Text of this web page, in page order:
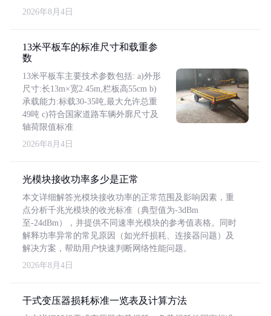
2026年8月4日
13米平板车的标准尺寸和载重参
数
13米平板车主要技术参数包括: a)外形
尺寸:长13m×宽2.45m,栏板高55cm b)
承载能力:标载30-35吨,最大允许总重
49吨 c)符合国家道路车辆外廓尺寸及
轴荷限值标准
2026年8月4日
光模块接收功率多少是正常
本文详细解答光模块接收功率的正常范围及影响因素，重
点分析千兆光模块的收光标准（典型值为-3dBm
至-24dBm），并提供不同速率光模块的参考值表格。同时
解释功率异常的常见原因（如光纤损耗、连接器问题）及
解决方案，帮助用户快速判断网络性能问题。
2026年8月4日
干式变压器损耗标准一览表及计算方法